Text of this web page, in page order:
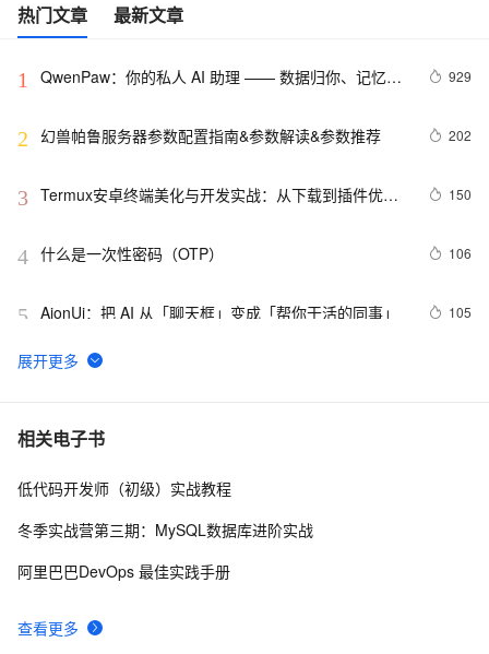
热门文章 最新文章
1
QwenPaw：你的私人 AI 助理 —— 数据归你、记忆进
929
2 幻兽帕鲁服务器参数配置指南&参数解读&参数推荐 202
3 Termux安卓终端美化与开发实战：从下载到插件优
150
4 什么是一次性密码（OTP） 106
5 AionUi：把 AI 从「聊天框」变成「帮你干活的同事」 105
6
🚀Hermes Agent是什么、能干什么？阿里云怎么部署
7 QoderWake：会上岗、有记忆、能进化的生产级 AI 数
8 2026年计算机毕业设计前端框架怎么选？Vue和React优
相关电子书
查看更多
低代码开发师（初级）实战教程
冬季实战营第三期：MySQL数据库进阶实战
阿里巴巴DevOps 最佳实践手册